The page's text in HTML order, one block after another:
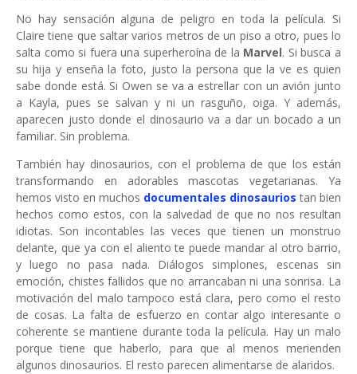
No hay sensación alguna de peligro en toda la película. Si
Claire tiene que saltar varios metros de un piso a otro, pues lo
salta como si fuera una superheroína de la Marvel. Si busca a
su hija y enseña la foto, justo la persona que la ve es quien
sabe donde está. Si Owen se va a estrellar con un avión junto
a Kayla, pues se salvan y ni un rasguño, oiga. Y además,
aparecen justo donde el dinosaurio va a dar un bocado a un
familiar. Sin problema.
También hay dinosaurios, con el problema de que los están
transformando en adorables mascotas vegetarianas. Ya
hemos visto en muchos documentales dinosaurios tan bien
hechos como estos, con la salvedad de que no nos resultan
idiotas. Son incontables las veces que tienen un monstruo
delante, que ya con el aliento te puede mandar al otro barrio,
y luego no pasa nada. Diálogos simplones, escenas sin
emoción, chistes fallidos que no arrancaban ni una sonrisa. La
motivación del malo tampoco está clara, pero como el resto
de cosas. La falta de esfuerzo en contar algo interesante o
coherente se mantiene durante toda la película. Hay un malo
porque tiene que haberlo, para que al menos merienden
algunos dinosaurios. El resto parecen alimentarse de alaridos.